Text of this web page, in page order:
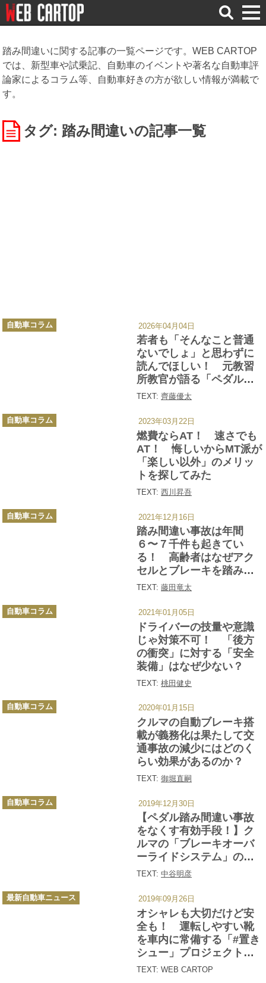
検
索
踏み間違いに関する記事の一覧ページです。WEB CARTOP
では、新型車や試乗記、自動車のイベントや著名な自動車評
論家によるコラム等、自動車好きの方が欲しい情報が満載で
す。
タグ: 踏み間違いの記事一覧
若者も「そんなこと普通
ないでしょ」と思わずに
読んでほしい！ 元教習
所教官が語る「ペダルの
踏み間違い事故」の起こ
TEXT: 齊藤優太
カ
テ
自動車コラム 2026年04月04日
燃費ならAT！ 速さでも
AT！ 悔しいからMT派が
「楽しい以外」のメリッ
トを探してみた
TEXT: 西川昇吾
カ
テ
自動車コラム 2023年03月22日
踏み間違い事故は年間
６〜７千件も起きてい
る！ 高齢者はなぜアク
セルとブレーキを踏み間
違えるのか？
TEXT: 藤田竜太
カ
テ
自動車コラム 2021年12月16日
ドライバーの技量や意識
じゃ対策不可！ 「後方
の衝突」に対する「安全
装備」はなぜ少ない？
TEXT: 桃田健史
カ
テ
自動車コラム 2021年01月05日
クルマの自動ブレーキ搭
載が義務化は果たして交
通事故の減少にはどのく
らい効果があるのか？
TEXT: 御堀直嗣
カ
テ
自動車コラム 2020年01月15日
【ペダル踏み間違い事故
をなくす有効手段！】ク
ルマの「ブレーキオーバ
ーライドシステム」の仕
組みと提案
TEXT: 中谷明彦
カ
テ
自動車コラム 2019年12月30日
オシャレも大切だけど安
全も！ 運転しやすい靴
を車内に常備する「#置き
シュー」プロジェクトが
スタート
TEXT: WEB CARTOP
カ
テ
最新自動車ニュース 2019年09月26日